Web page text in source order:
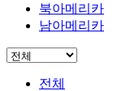
북아메리카
남아메리카
전체